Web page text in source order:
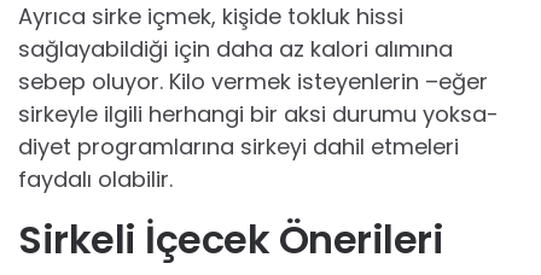
Ayrıca sirke içmek, kişide tokluk hissi
sağlayabildiği için daha az kalori alımına
sebep oluyor. Kilo vermek isteyenlerin –eğer
sirkeyle ilgili herhangi bir aksi durumu yoksa-
diyet programlarına sirkeyi dahil etmeleri
faydalı olabilir.
Sirkeli İçecek Önerileri